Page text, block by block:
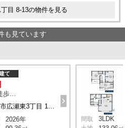
目 8-13の物件を見る
も見ています
て
2026年 間取 3LDK